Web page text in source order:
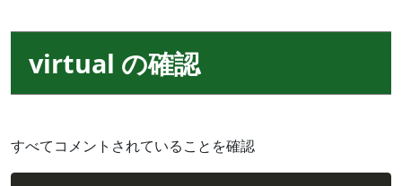
virtual の確認
すべてコメントされていることを確認